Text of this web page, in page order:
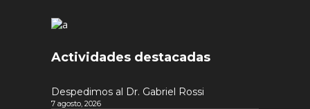
Actividades destacadas
Despedimos al Dr. Gabriel Rossi
7 agosto, 2026